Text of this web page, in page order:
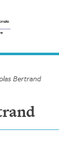
Bertrand